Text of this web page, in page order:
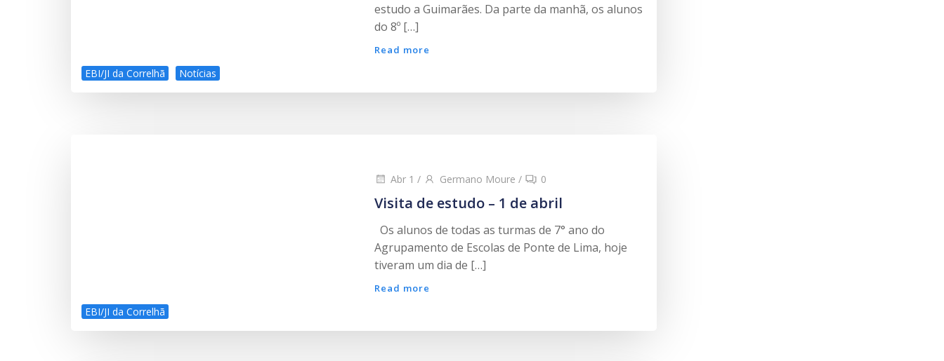
EBI/JI da Correlhã Notícias
estudo a Guimarães. Da parte da manhã, os alunos
do 8º […]
Read more
EBI/JI da Correlhã
Abr 1 / Germano Moure / 0
Visita de estudo – 1 de abril
Os alunos de todas as turmas de 7° ano do
Agrupamento de Escolas de Ponte de Lima, hoje
tiveram um dia de […]
Read more